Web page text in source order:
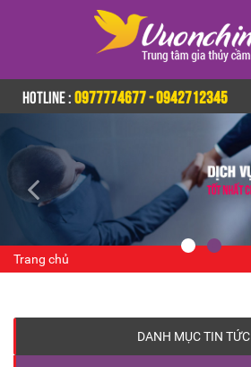
HOTLINE :0977774677 - 0942712345
Trang chủ
DANH MỤC TIN TỨC